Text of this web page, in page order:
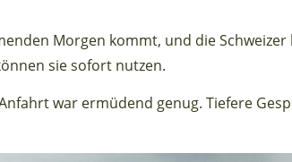
Morgen kommt, und die Schweizer
sie sofort nutzen.
war ermüdend genug. Tiefere